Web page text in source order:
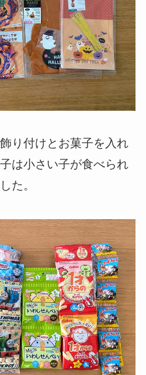
り付けとお菓子を入れ
は小さい子が食べられ
た。